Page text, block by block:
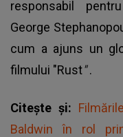
responsabil
George
cum a ajuns un
filmului "Rust".
Citește și:
Baldwin în rol